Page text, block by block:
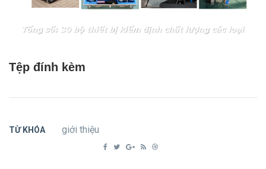
Tệp đính kèm
TỪ KHÓA giới thiệu